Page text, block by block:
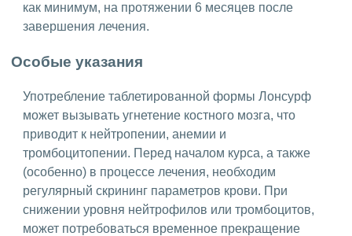
как минимум, на протяжении 6 месяцев после
завершения лечения.
Особые указания
Употребление таблетированной формы Лонсурф
может вызывать угнетение костного мозга, что
приводит к нейтропении, анемии и
тромбоцитопении. Перед началом курса, а также
(особенно) в процессе лечения, необходим
регулярный скрининг параметров крови. При
снижении уровня нейтрофилов или тромбоцитов,
может потребоваться временное прекращение